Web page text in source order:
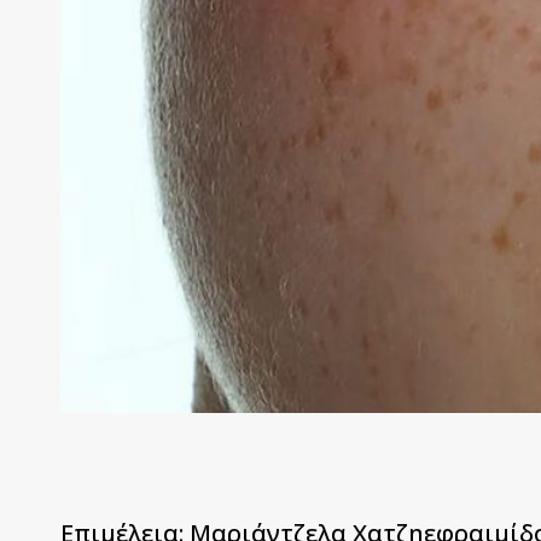
Επιμέλεια: Μαριάντζελα